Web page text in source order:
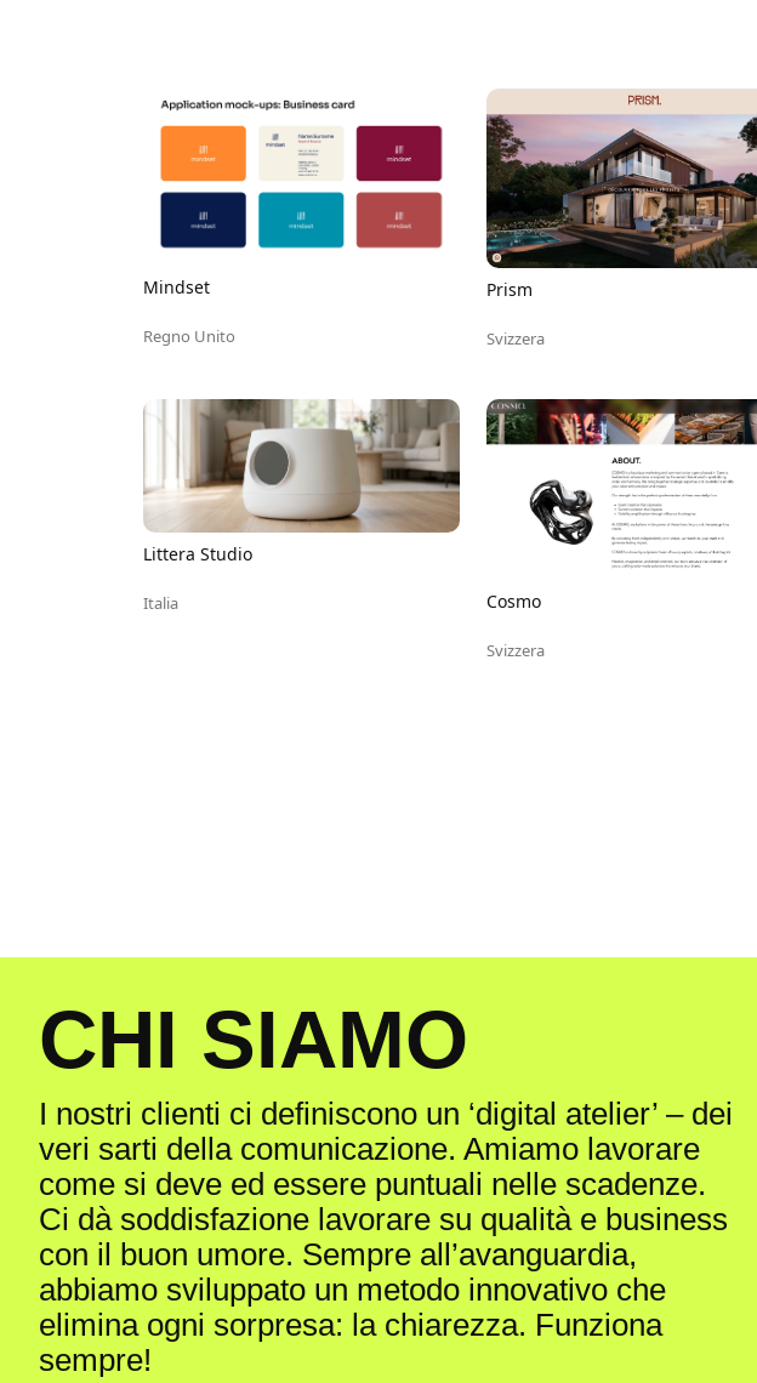
Mindset
Regno Unito
Prism
Svizzera
Littera Studio
Italia Cosmo
Svizzera
CHI SIAMO
I nostri clienti ci definiscono un ‘digital atelier’ – dei
veri sarti della comunicazione. Amiamo lavorare
come si deve ed essere puntuali nelle scadenze.
Ci dà soddisfazione lavorare su qualità e business
con il buon umore. Sempre all’avanguardia,
abbiamo sviluppato un metodo innovativo che
elimina ogni sorpresa: la chiarezza. Funziona
sempre!